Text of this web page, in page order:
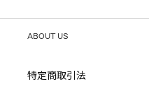
ABOUT US
特定商取引法